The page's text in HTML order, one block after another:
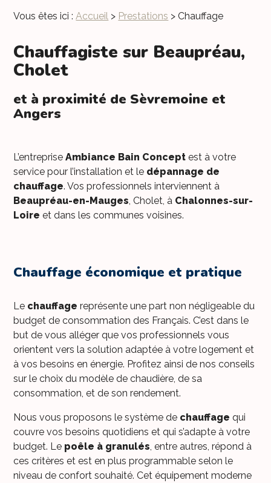
Vous êtes ici : Accueil > Prestations > Chauffage
Chauffagiste sur Beaupréau,
Cholet
et à proximité de Sèvremoine et
Angers
L’entrepriseAmbiance Bain Concept est à votre
service pour l’installation et le dépannage de
chauffage. Vos professionnels interviennent à
Beaupréau-en-Mauges, Cholet, à Chalonnes-sur-
Loire et dans les communes voisines.
Chauffage économique et pratique
Le chauffage représente une part non négligeable du
budget de consommation des Français. C’est dans le
but de vous alléger que vos professionnels vous
orientent vers la solution adaptée à votre logement et
à vos besoins en énergie. Profitez ainsi de nos conseils
sur le choix du modèle de chaudière, de sa
consommation, et de son rendement.
Nous vous proposons le système de chauffage qui
couvre vos besoins quotidiens et qui s’adapte à votre
budget. Le poêle à granulés , entre autres, répond à
ces critères et est en plus programmable selon le
niveau de confort souhaité. Cet équipement moderne